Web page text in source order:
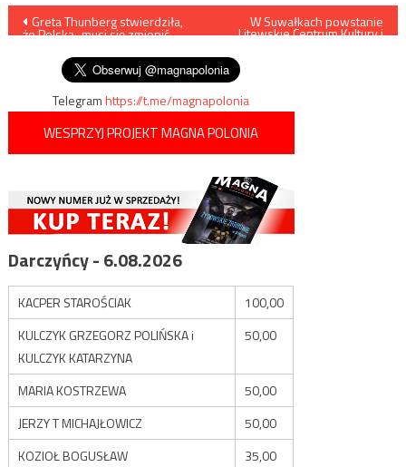
Nawigacja
wpisu
Greta Thunberg stwierdziła,
że Polska „musi się zmienić
W Suwałkach powstanie
Litewskie Centrum Kultury i
Telegramhttps://t.me/magnapolonia
WESPRZYJ PROJEKT MAGNA POLONIA
Darczyńcy - 6.08.2026
KACPER STAROŚCIAK
100,00
KULCZYK GRZEGORZ POLIŃSKA i
KULCZYK KATARZYNA
50,00
MARIA KOSTRZEWA
50,00
JERZY T MICHAJŁOWICZ
50,00
KOZIOŁ BOGUSŁAW
35,00